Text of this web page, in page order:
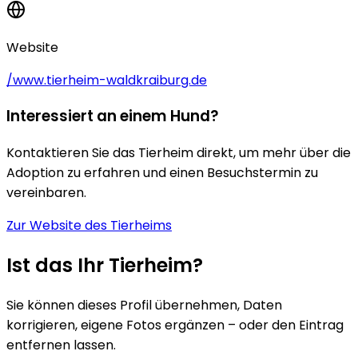
Website
/www.tierheim-waldkraiburg.de
Interessiert an einem Hund?
Kontaktieren Sie das Tierheim direkt, um mehr über die
Adoption zu erfahren und einen Besuchstermin zu
vereinbaren.
Zur Website des Tierheims
Ist das Ihr Tierheim?
Sie können dieses Profil übernehmen, Daten
korrigieren, eigene Fotos ergänzen – oder den Eintrag
entfernen lassen.